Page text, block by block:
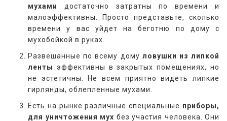
мухами
достаточно затратны по времени и
малоэффективны. Просто представьте, сколько
времени у вас уйдет на беготню по дому с
мухобойкой в руках.
Развешанные по всему дому ловушки из липкой
ленты эффективны в закрытых помещениях, но
не эстетичны. Не всем приятно видеть липкие
гирлянды, облепленные мухами.
Есть на рынке различные специальные приборы,
для уничтожения мух без участия человека. Они